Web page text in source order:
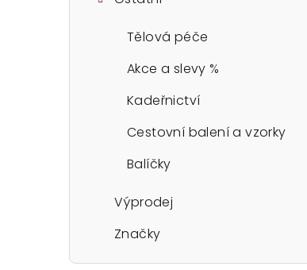
Tělová péče
Akce a slevy %
Kadeřnictví
Cestovní balení a vzorky
Balíčky
Výprodej
Značky